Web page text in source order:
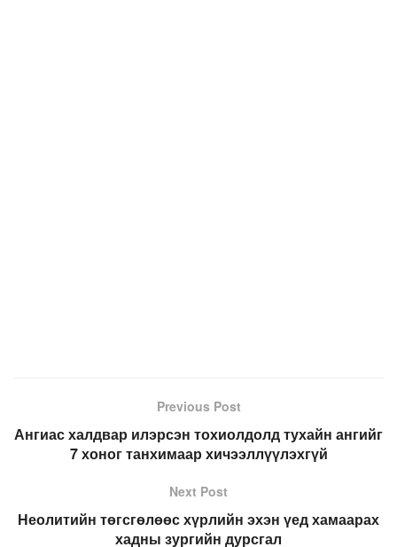
Previous Post
Ангиас халдвар илэрсэн тохиолдолд тухайн ангийг
7 хоног танхимаар хичээллүүлэхгүй
Next Post
Неолитийн төгсгөлөөс хүрлийн эхэн үед хамаарах
хадны зургийн дурсгал